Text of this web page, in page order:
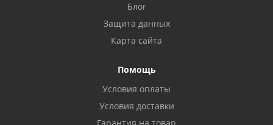
Блог
Защита данных
Карта сайта
Помощь
Условия оплаты
Условия доставки